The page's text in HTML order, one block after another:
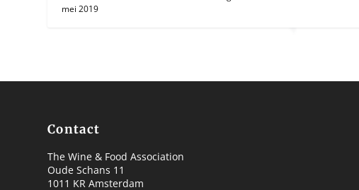
mei 2019
Contact
The Wine & Food Association
Oude Schans 11
1011 KR Amsterdam